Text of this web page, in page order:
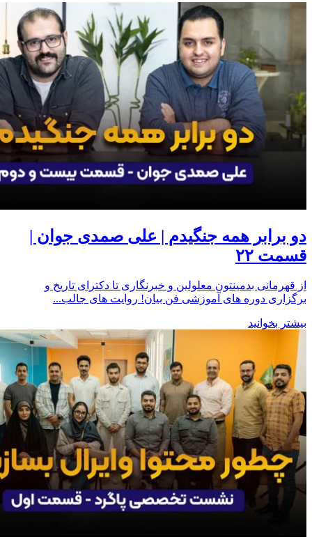
دو برابر همه جنگیدم | علی صمدی جوان |
قسمت ۲۲
از قهرمانی بدمینتون معلولین و خبرنگاری تا دکترای تاریخ و
برگزاری دوره های آموزشی فن بیان! روایت های جالب...
بیشتر بخوانید